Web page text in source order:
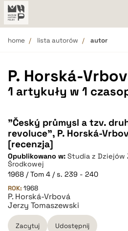
home lista autorów autor
P. Horská-
1 artykuły w 1
"Český průmysl a tzv.
revoluce", P. Horská-
[recenzja]
Opublikowano w: Studia z Dziejów
Środkowej
1968 / Tom 4 / s. 239 - 240
ROK: 1968
P. Horská-Vrbová
Jerzy Tomaszewski
Zacytuj Udostępnij